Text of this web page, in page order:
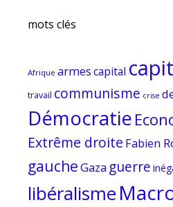
mots clés
Afrique armescapital
travail communisme crise
Démocratie
Extrême droite Fabien
gaucheGazaguerre
libéralisme